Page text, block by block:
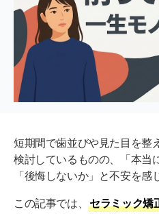
短期間で歯並びや見た目を整
検討しているものの、「本当
「後悔しないか」と不安を感
この記事では、
セラミック矯